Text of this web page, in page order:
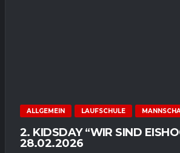
ALLGEMEIN LAUFSCHULE
2. KIDSDAY “WIR SIND
28.02.2026